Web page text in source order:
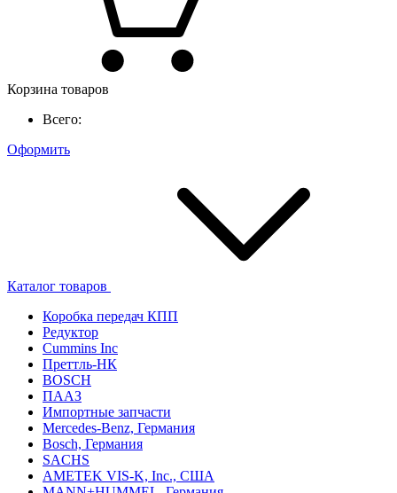
Корзина товаров
Всего:
Оформить
Каталог товаров
Коробка передач КПП
Редуктор
Cummins Inc
Преттль-НК
BOSCH
ПААЗ
Импортные запчасти
Mercedes-Benz, Германия
Bosch, Германия
SACHS
AMETEK VIS-K, Inc., США